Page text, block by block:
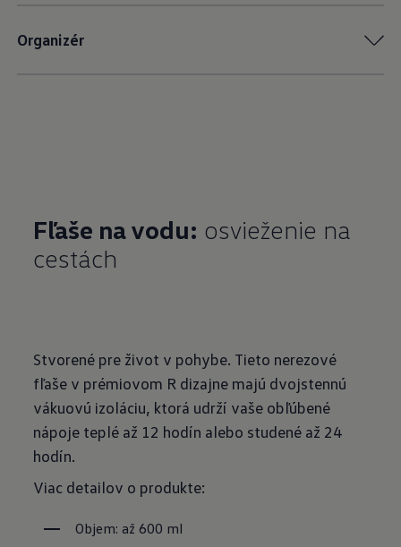
Organizér
Fľaše na vodu: osvieženie na
cestách
Stvorené pre život v pohybe. Tieto nerezové
fľaše v prémiovom R dizajne majú dvojstennú
vákuovú izoláciu, ktorá udrží vaše obľúbené
nápoje teplé až 12 hodín alebo studené až 24
hodín.
Viac detailov o produkte:
Objem: až 600 ml